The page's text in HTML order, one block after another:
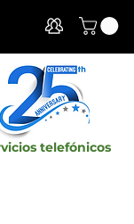
telefónicos